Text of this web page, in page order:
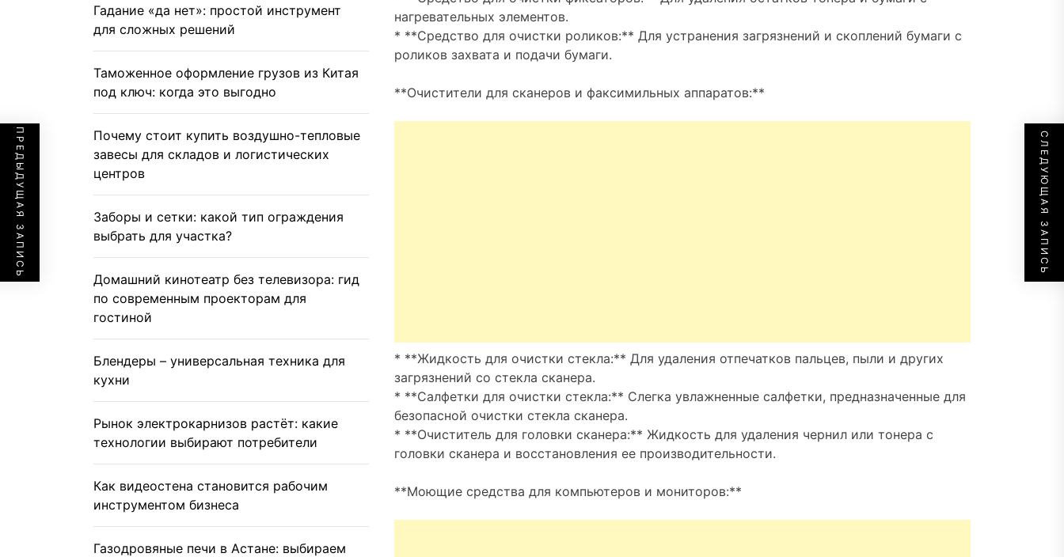
нагревательных элементов.
* **Средство для очистки роликов:** Для устранения загрязнений и скоплений бумаги с
роликов захвата и подачи бумаги.
**Очистители для сканеров и факсимильных аппаратов:**
* **Жидкость для очистки стекла:** Для удаления отпечатков пальцев, пыли и других
загрязнений со стекла сканера.
* **Салфетки для очистки стекла:** Слегка увлажненные салфетки, предназначенные для
безопасной очистки стекла сканера.
* **Очиститель для головки сканера:** Жидкость для удаления чернил или тонера с
головки сканера и восстановления ее производительности.
**Моющие средства для компьютеров и мониторов:**
ПРЕДЫДУЩАЯ ЗАПИСЬ СЛЕДУЮЩАЯ ЗАПИСЬ
Гадание «да нет»: простой инструмент
для сложных решений
Таможенное оформление грузов из Китая
под ключ: когда это выгодно
Почему стоит купить воздушно-тепловые
завесы для складов и логистических
центров
Заборы и сетки: какой тип ограждения
выбрать для участка?
Домашний кинотеатр без телевизора: гид
по современным проекторам для
гостиной
Блендеры – универсальная техника для
кухни
Рынок электрокарнизов растёт: какие
технологии выбирают потребители
Как видеостена становится рабочим
инструментом бизнеса
Газодровяные печи в Астане: выбираем